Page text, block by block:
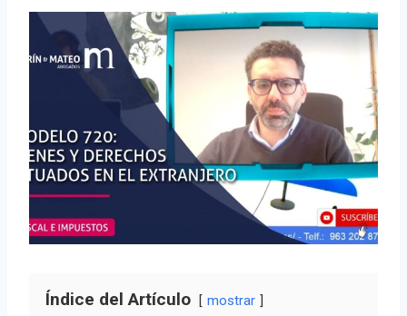
Índice del Artículo mostrar